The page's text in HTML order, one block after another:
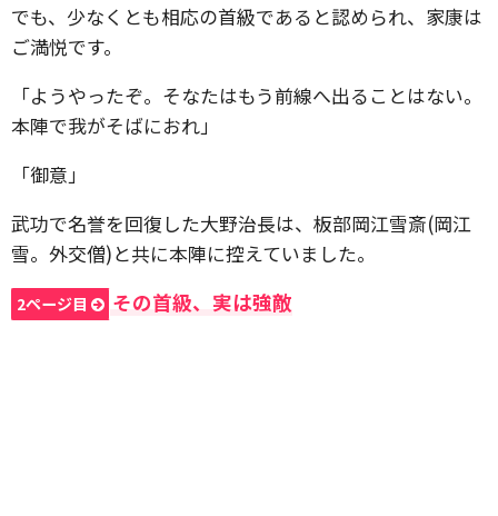
でも、少なくとも相応の首級であると認められ、家康は
ご満悦です。
「ようやったぞ。そなたはもう前線へ出ることはない。
本陣で我がそばにおれ」
「御意」
武功で名誉を回復した大野治長は、板部岡江雪斎(岡江
雪。外交僧)と共に本陣に控えていました。
2ページ目 その首級、実は強敵